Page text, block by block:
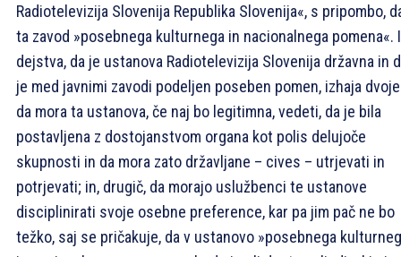
Radiotelevizija Slovenija Republika Slovenija«, s pripombo,
ta zavod »posebnega kulturnega in nacionalnega pomena«.
dejstva, da je ustanova Radiotelevizija Slovenija državna in
je med javnimi zavodi podeljen poseben pomen, izhaja
da mora ta ustanova, če naj bo legitimna, vedeti, da je bila
postavljena z dostojanstvom organa kot polis delujoče
skupnosti in da mora zato državljane – cives – utrjevati in
potrjevati; in, drugič, da morajo uslužbenci te ustanove
disciplinirati svoje osebne preference, kar pa jim pač ne bo
težko, saj se pričakuje, da v ustanovo »posebnega